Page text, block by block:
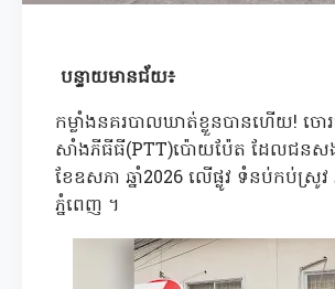
បន្ទាយមានជ័យ៖
កម្លាំងនគរបាលឃាត់ខ្លួនបានហើយ! ចោរ
សាំងភីធីធី(PTT)ប៉ោយប៉ែត ដែលជនសង្
ខែឧសភា ឆ្នាំ2026 លើផ្លូវ ទំនប់កប់ស្
ភ្នំពេញ ។